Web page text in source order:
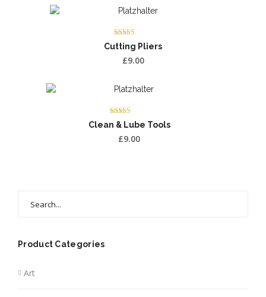
Bewertet
mit
3.00
von 5
Cutting Pliers
£9.00
Bewertet mit
5.00
von 5
Clean & Lube Tools
£9.00
Product Categories
Art